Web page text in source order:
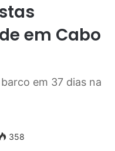
em Cabo
em 37 dias na
358